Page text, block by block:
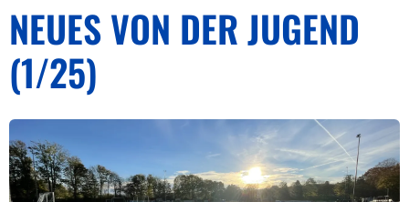
NEUES VON DER JUGEND
(1/25)